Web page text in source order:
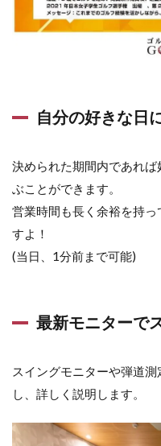
自分の好きな日
決められた期間内であれ
ぶことができます。
営業時間も長く余裕を持
すよ！
(当日、1分前まで可能)
最新モニターで
スイングモニターや弾道
し、詳しく説明します。